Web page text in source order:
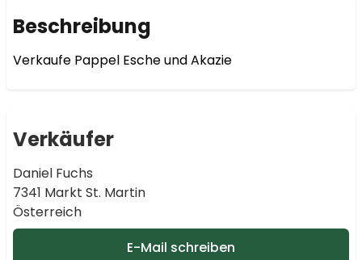
Beschreibung
Verkaufe Pappel Esche und Akazie
Verkäufer
Daniel Fuchs
7341 Markt St. Martin
Österreich
E-Mail schreiben